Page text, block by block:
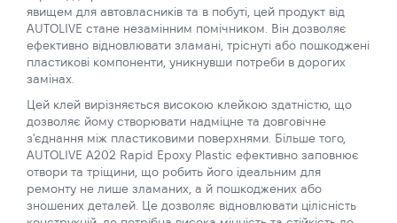
явищем для автовласників та в побуті, цей продукт від
AUTOLIVE стане незамінним помічником. Він дозволяє
ефективно відновлювати зламані, тріснуті або пошкоджені
пластикові компоненти, уникнувши потреби в дорогих
замінах.
Цей клей вирізняється високою клейкою здатністю, що
дозволяє йому створювати надміцне та довговічне
з'єднання між пластиковими поверхнями. Більше того,
AUTOLIVE A202 Rapid Epoxy Plastic ефективно заповнює
отвори та тріщини, що робить його ідеальним для
ремонту не лише зламаних, а й пошкоджених або
зношених деталей. Це дозволяє відновлювати цілісність